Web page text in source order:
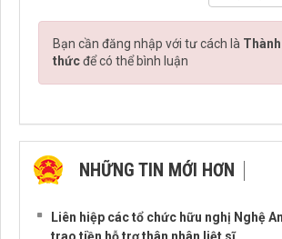
Bạn cần đăng nhập với tư cách là
thứcđể có thể bình luận
NHỮNG TIN MỚI HƠN
Liên hiệp các tổ chức hữu nghị Nghệ An